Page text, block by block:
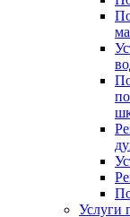
Услуги